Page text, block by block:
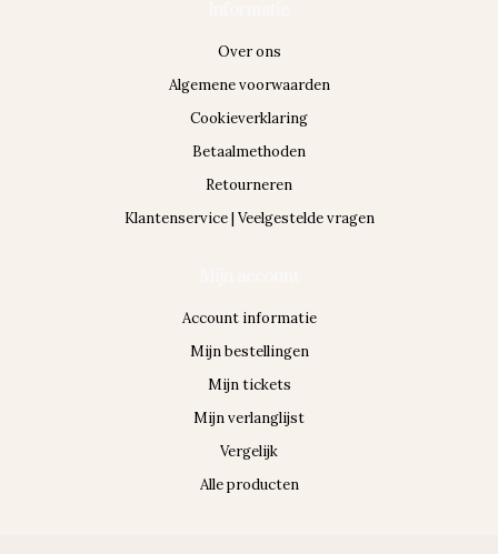
Over ons
Algemene voorwaarden
Cookieverklaring
Betaalmethoden
Retourneren
Klantenservice | Veelgestelde vragen
Account informatie
Mijn bestellingen
Mijn tickets
Mijn verlanglijst
Vergelijk
Alle producten